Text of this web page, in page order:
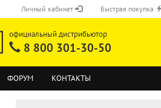
Личный кабинет Быстрая покупка
официальный дистрибьютор
8 800 301-30-50
ФОРУМ КОНТАКТЫ